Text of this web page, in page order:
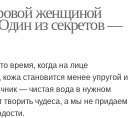
женщиной
из секретов —
время, когда на лице
становится менее упругой и
— чистая вода в нужном
творить чудеса, а мы не придаем